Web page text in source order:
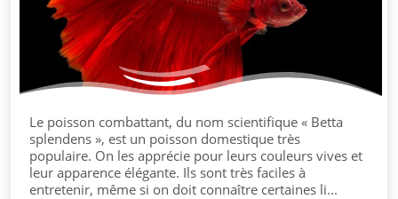
Le poisson combattant, du nom scientifique « Betta
splendens », est un poisson domestique très
populaire. On les apprécie pour leurs couleurs vives et
leur apparence élégante. Ils sont très faciles à
entretenir, même si on doit connaître certaines li...